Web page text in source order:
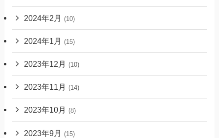
2024年2月 (10)
2024年1月 (15)
2023年12月 (10)
2023年11月 (14)
2023年10月 (8)
2023年9月 (15)